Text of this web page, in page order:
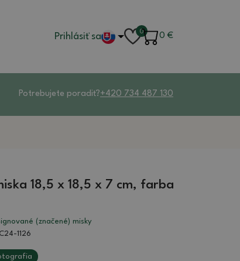
Prihlásiť sa 0
0 €
Potrebujete poradiť?+420 734 487 130
18,5 x 18,5 x 7 cm, farba
(značené) misky
1126